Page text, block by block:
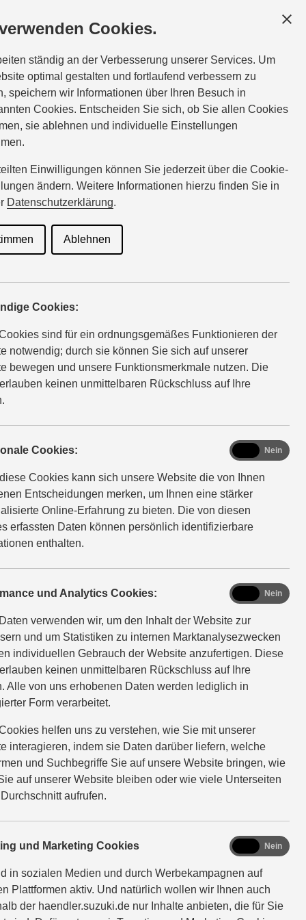
Cookies.
ständig an der Verbesserung unserer Services. Um
optimal gestalten und fortlaufend verbessern zu
speichern wir Informationen über Ihren Besuch in
Cookies. Entscheiden Sie sich, ob Sie allen Cookies
sie ablehnen und individuelle Einstellungen
Einwilligungen können Sie jederzeit über die Cookie-
ändern. Weitere Informationen hierzu finden Sie in
Datenschutzerklärung.
Ablehnen
Cookies:
sind für ein ordnungsgemäßes Funktionieren der
notwendig; durch sie können Sie sich auf unserer
bewegen und unsere Funktionsmerkmale nutzen. Die
keinen unmittelbaren Rückschluss auf Ihre
Cookies:
Cookies kann sich unsere Website die von Ihnen
Entscheidungen merken, um Ihnen eine stärker
Online-Erfahrung zu bieten. Die von diesen
erfassten Daten können persönlich identifizierbare
enthalten.
functional
Nein
und Analytics Cookies:
verwenden wir, um den Inhalt der Website zur
und um Statistiken zu internen Marktanalysezwecken
individuellen Gebrauch der Website anzufertigen. Diese
keinen unmittelbaren Rückschluss auf Ihre
Alle von uns erhobenen Daten werden lediglich in
Form verarbeitet.
helfen uns zu verstehen, wie Sie mit unserer
interagieren, indem sie Daten darüber liefern, welche
und Suchbegriffe Sie auf unsere Website bringen, wie
auf unserer Website bleiben oder wie viele Unterseiten
aufrufen.
analyticsNein
und Marketing Cookies
in sozialen Medien und durch Werbekampagnen auf
Plattformen aktiv. Und natürlich wollen wir Ihnen auch
der haendler.suzuki.de nur Inhalte anbieten, die für Sie
marketing
Nein
ÜBER UNS
koehler@suzuki-handel.de
einsteigen, losfahren. Wir stellen Ihnen die Suzuki
oder einer Probefahrt. Teilen Sie uns hierfür
Wunschtermin mit.
Wir melden uns